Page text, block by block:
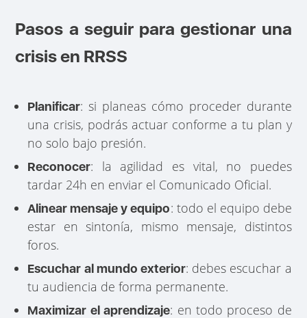
Pasos a seguir para gestionar una
crisis en RRSS
Planificar: si planeas cómo proceder durante
una crisis, podrás actuar conforme a tu plan y
no solo bajo presión.
Reconocer: la agilidad es vital, no puedes
tardar 24h en enviar el Comunicado Oficial.
Alinear mensaje y equipo: todo el equipo debe
estar en sintonía, mismo mensaje, distintos
foros.
Escuchar al mundo exterior: debes escuchar a
tu audiencia de forma permanente.
Maximizar el aprendizaje: en todo proceso de